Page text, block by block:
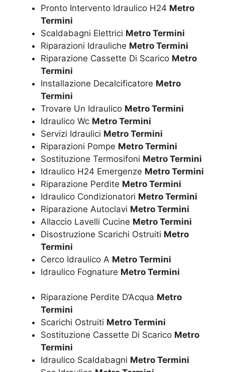
Pronto Intervento Idraulico H24 Metro
Termini
Scaldabagni Elettrici Metro Termini
Riparazioni Idrauliche Metro Termini
Riparazione Cassette Di Scarico Metro
Termini
Installazione Decalcificatore Metro
Termini
Trovare Un Idraulico Metro Termini
Idraulico Wc Metro Termini
Servizi Idraulici Metro Termini
Riparazioni Pompe Metro Termini
Sostituzione Termosifoni Metro Termini
Idraulico H24 Emergenze Metro Termini
Riparazione Perdite Metro Termini
Idraulico Condizionatori Metro Termini
Riparazione Autoclavi Metro Termini
Allaccio Lavelli Cucine Metro Termini
Disostruzione Scarichi Ostruiti Metro
Termini
Cerco Idraulico A Metro Termini
Idraulico Fognature Metro Termini
Riparazione Perdite D’Acqua Metro
Termini
Scarichi Ostruiti Metro Termini
Sostituzione Cassette Di Scarico Metro
Termini
Idraulico Scaldabagni Metro Termini